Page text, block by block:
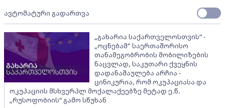
ავტომატური გადართვა
„გახარია საქართველოსთვის“ -
„ოცნებამ" საერთაშორისო
თანამეგობრობის მობილიზების
ნაცვლად, საკუთარი ქვეყნის
დადანაშაულება არჩია -
ცინიკურია, რომ ოკუპაციასა და
ოკუპაციის მსხვერპლ მოქალაქეებზე მეტად ე.წ.
„რუსოფობიის“ გამო სწუხან